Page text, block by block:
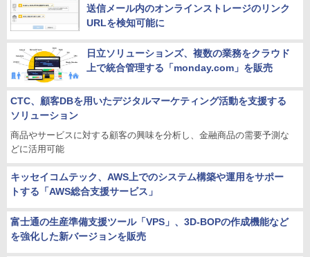
送信メール内のオンラインストレージのリンク
URLを検知可能に
日立ソリューションズ、複数の業務をクラウド
上で統合管理する「monday.com」を販売
CTC、顧客DBを用いたデジタルマーケティング活動を支援する
ソリューション
商品やサービスに対する顧客の興味を分析し、金融商品の需要予測な
どに活用可能
キッセイコムテック、AWS上でのシステム構築や運用をサポー
トする「AWS総合支援サービス」
富士通の生産準備支援ツール「VPS」、3D-BOPの作成機能など
を強化した新バージョンを販売